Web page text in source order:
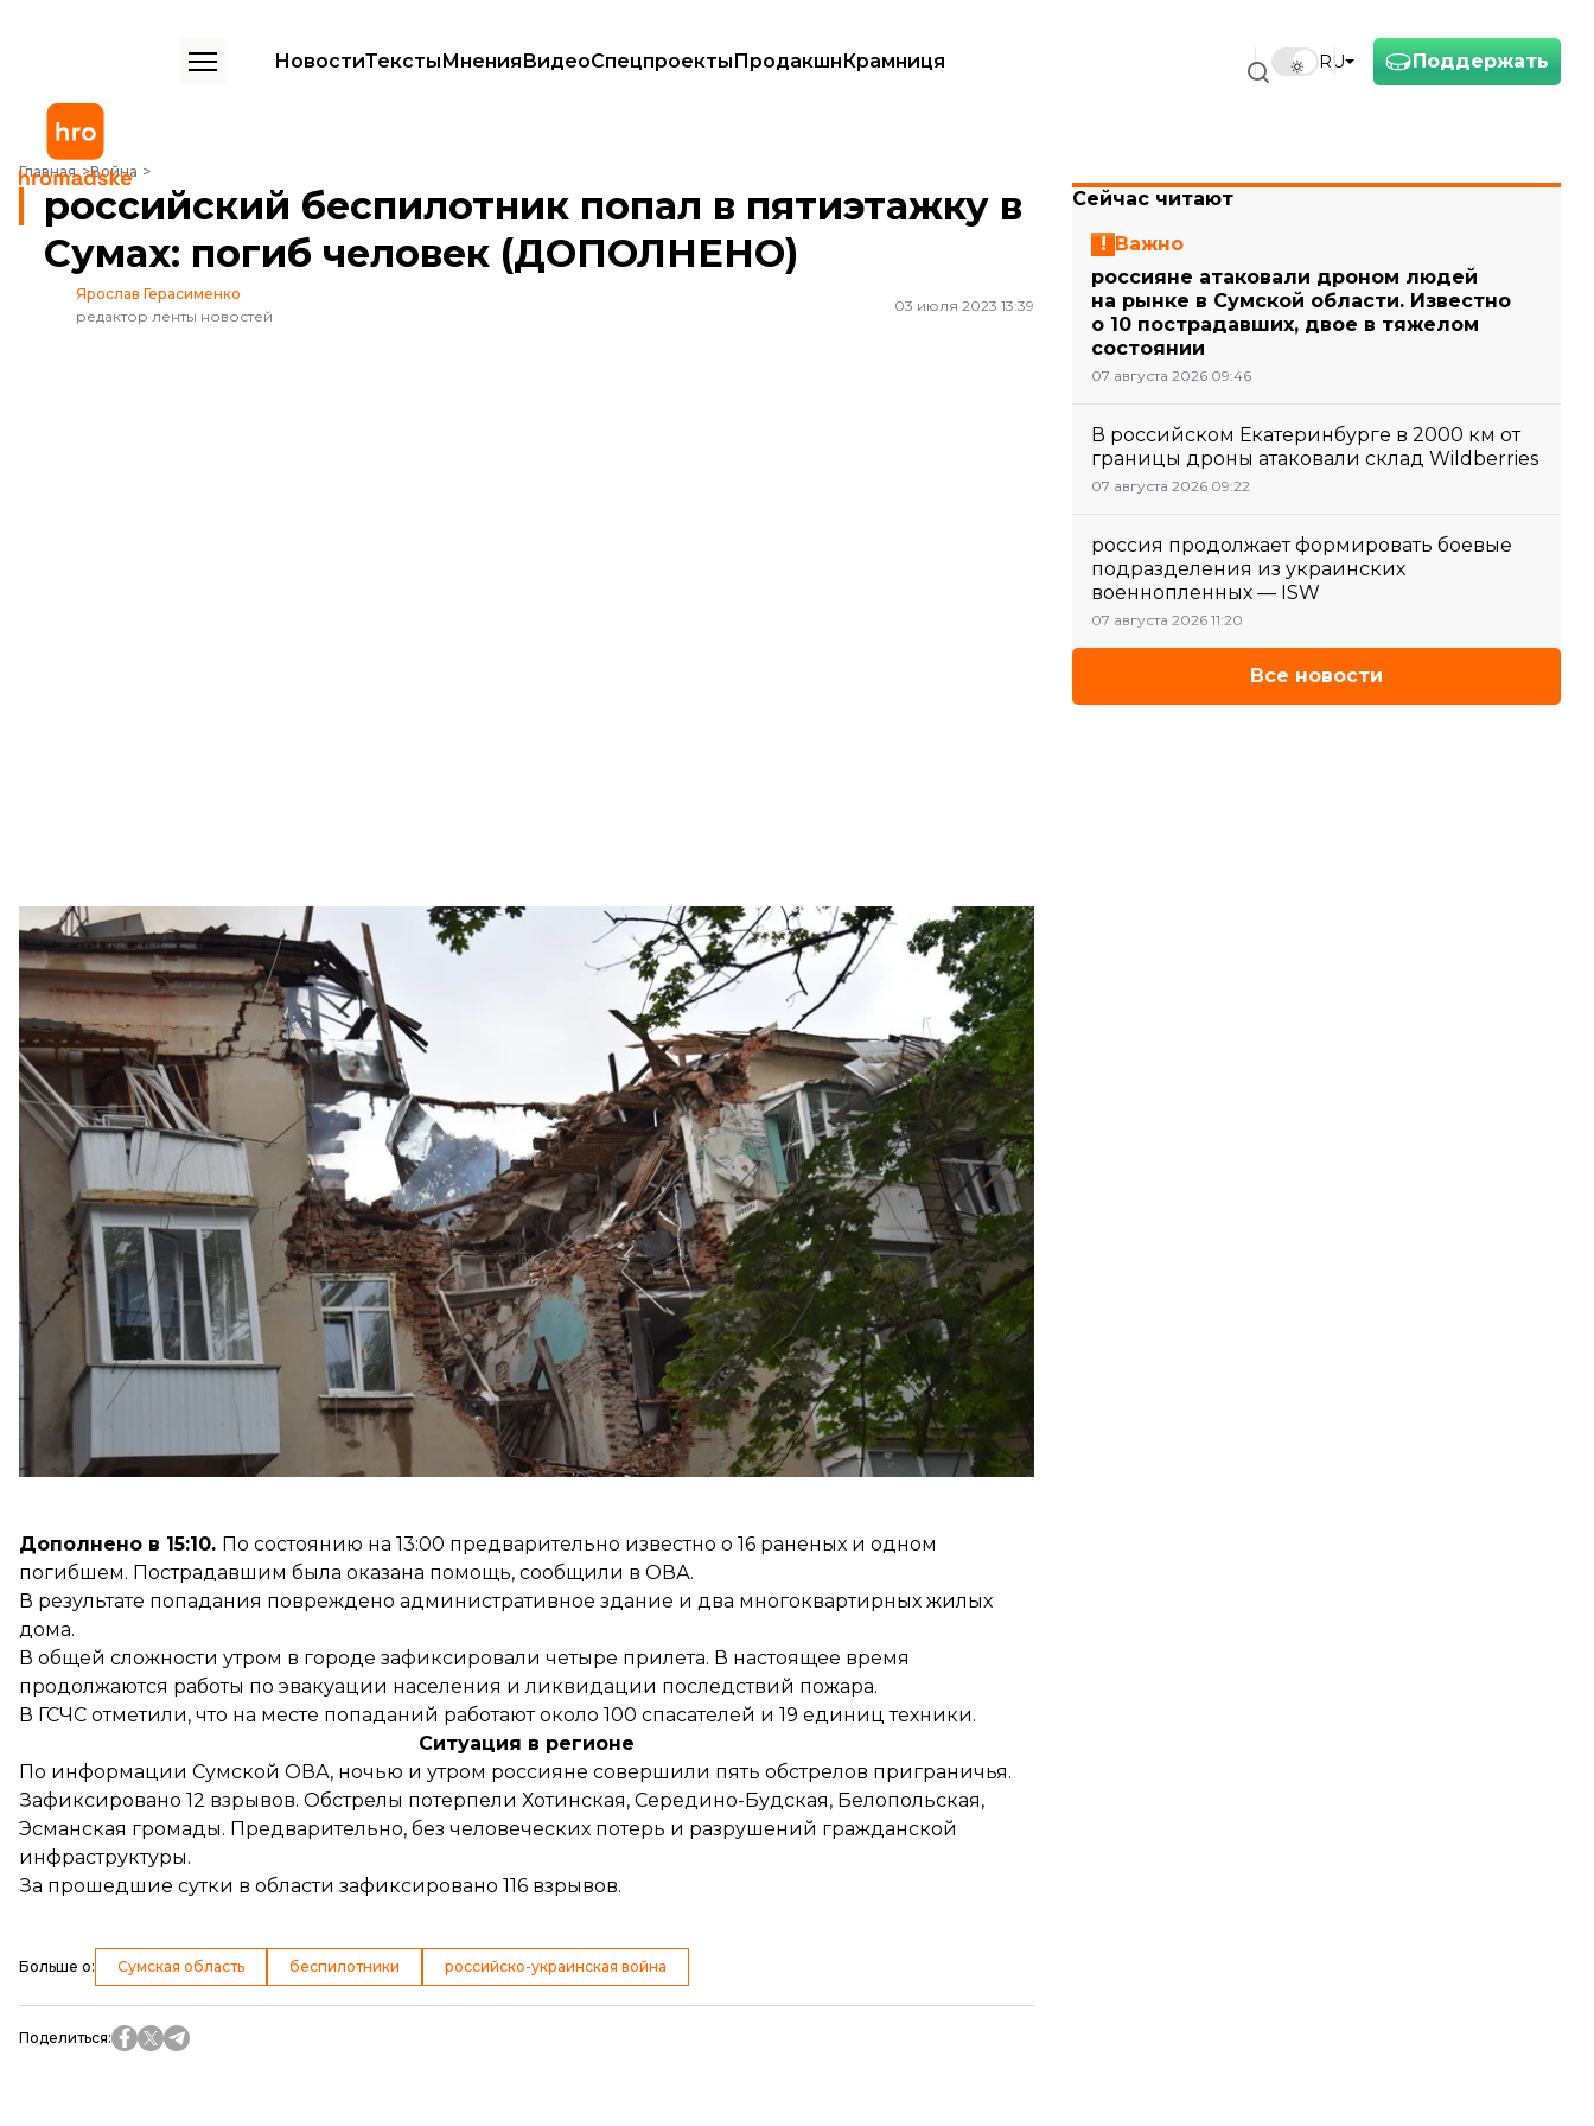
Поддержать
RU
НовостиТекстыМненияВидеоСпецпроектыПродакшнКрамниця
Главная Война
российский беспилотник попал в пятиэтажку в Сумах: погиб человек (ДОПОЛНЕНО)
российский беспилотник попал в пятиэтажку в
Сумах: погиб человек (ДОПОЛНЕНО)
Ярослав Герасименко
редактор ленты новостей
03 июля 2023 13:39
Последствия российской атаки по городу Сумы
Facebook / Сумська ОВА
российские оккупанты атаковали Сумы, беспилотник попал в пятиэтажное здание. Известно об
одном погибшем и 16 раненых.
Об этомсообщил руководитель Офиса президента Андрей Ермак.
Утром в Сумской области дважды звучала воздушная тревога,передает«Суспильное Сумы». В
областной военной администрациипризвалиоставаться в укрытиях — жители слышали звуки
взрывов.
Коммунальное предприятие «Электроавтотранс»сообщило, что по улице Петропавловская
перекрыто движение транспорта.
Дополнено в 15:10. По состоянию на 13:00 предварительно известно о 16 раненых и одном
погибшем. Пострадавшим была оказана помощь, сообщили в ОВА.
В результате попадания повреждено административное здание и два многоквартирных жилых
дома.
В общей сложности утром в городе зафиксировали четыре прилета. В настоящее время
продолжаются работы по эвакуации населения и ликвидации последствий пожара.
В ГСЧС отметили, что на месте попаданий работают около 100 спасателей и 19 единиц техники.
Ситуация в регионе
По информации Сумской ОВА, ночью и утром россияне совершили пять обстрелов приграничья.
Зафиксировано 12 взрывов. Обстрелы потерпели Хотинская, Середино-Будская, Белопольская,
Эсманская громады. Предварительно, без человеческих потерь и разрушений гражданской
инфраструктуры.
За прошедшие сутки в области зафиксировано 116 взрывов.
Больше о: Сумская область беспилотники российско-украинская война
Поделиться:
Сейчас читают
Важно
россияне атаковали дроном людей
на рынке в Сумской области. Известно
о 10 пострадавших, двое в тяжелом
состоянии
07 августа 2026 09:46
В российском Екатеринбурге в 2000 км от
границы дроны атаковали склад Wildberries
07 августа 2026 09:22
россия продолжает формировать боевые
подразделения из украинских
военнопленных — ISW
07 августа 2026 11:20
Все новости